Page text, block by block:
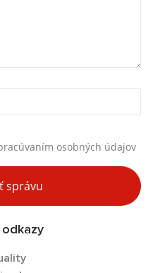
osobných údajov
správu
odkazy